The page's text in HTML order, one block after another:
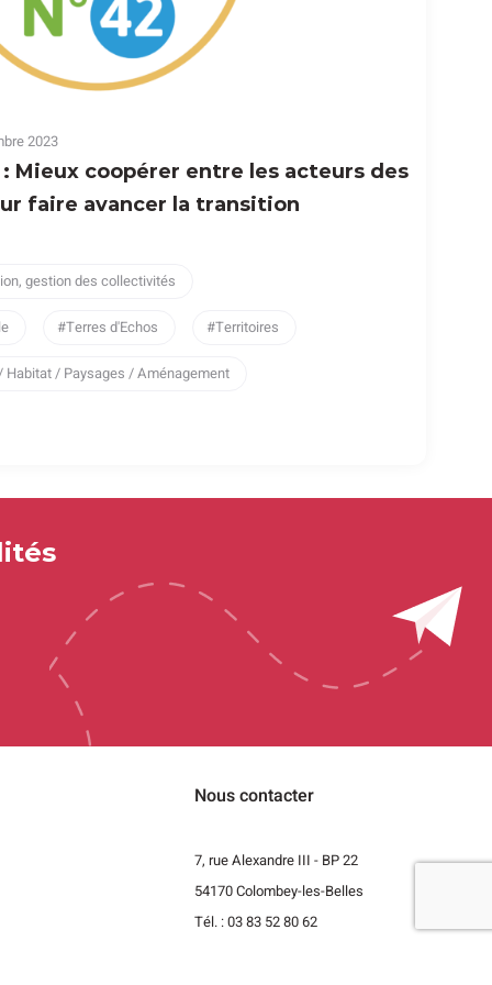
2023
: Mieux coopérer entre les acteurs des
faire avancer la transition
gestion des collectivités
Terres d'Echos Territoires
Habitat / Paysages / Aménagement
Nous contacter
7, rue Alexandre III - BP 22
54170 Colombey-les-Belles
Tél. : 03 83 52 80 62